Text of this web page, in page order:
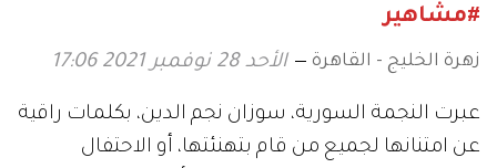
#مشاهير
زهرة الخليج - القاهرة الأحد 28 نوفمبر 2021 17:06
عبرت النجمة السورية، سوزان نجم الدين، بكلمات راقية
عن امتنانها لجميع من قام بتهنئتها، أو الاحتفال